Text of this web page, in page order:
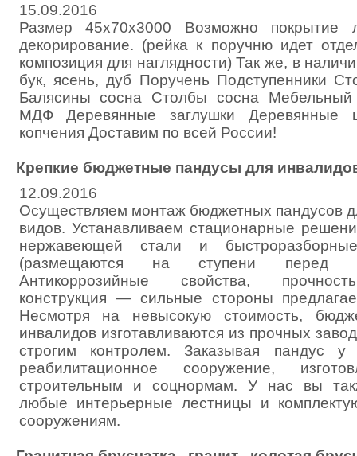
15.09.2016
Размер 45х70х3000 Возможно покрытие
декорирование. (рейка к поручню идет
композиция для наглядности) Так же, в
бук, ясень, дуб Поручень Подступенники
Балясины сосна Столбы сосна
МДФ Деревянные заглушки Деревянные
копчения Доставим по всей России!
Крепкие бюджетные пандусы для
12.09.2016
Осуществляем монтаж бюджетных пандусов
видов. Устанавливаем стационарные
нержавеющей стали и
(размещаются на ступени перед
Антикоррозийные свойства,
конструкция — сильные стороны
Несмотря на невысокую стоимость,
инвалидов изготавливаются из прочных
строгим контролем. Заказывая пандус
реабилитационное сооружение,
строительным и соцнормам. У нас вы
любые интерьерные лестницы и
сооружениям.